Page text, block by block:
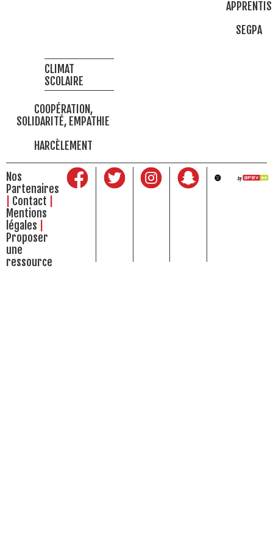
APPRENTIS
SEGPA
CLIMAT
SCOLAIRE
COOPÉRATION,
SOLIDARITÉ, EMPATHIE
HARCÈLEMENT
Nos
Partenaires
Contact
Mentions
légales
Proposer
une
ressource